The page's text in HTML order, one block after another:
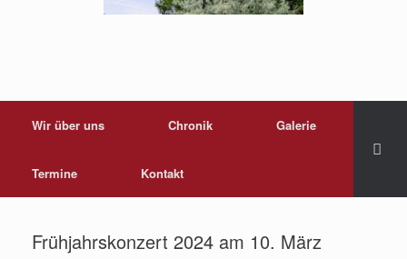
Wir über uns Chronik Galerie
Termine Kontakt
Frühjahrskonzert 2024 am 10. März